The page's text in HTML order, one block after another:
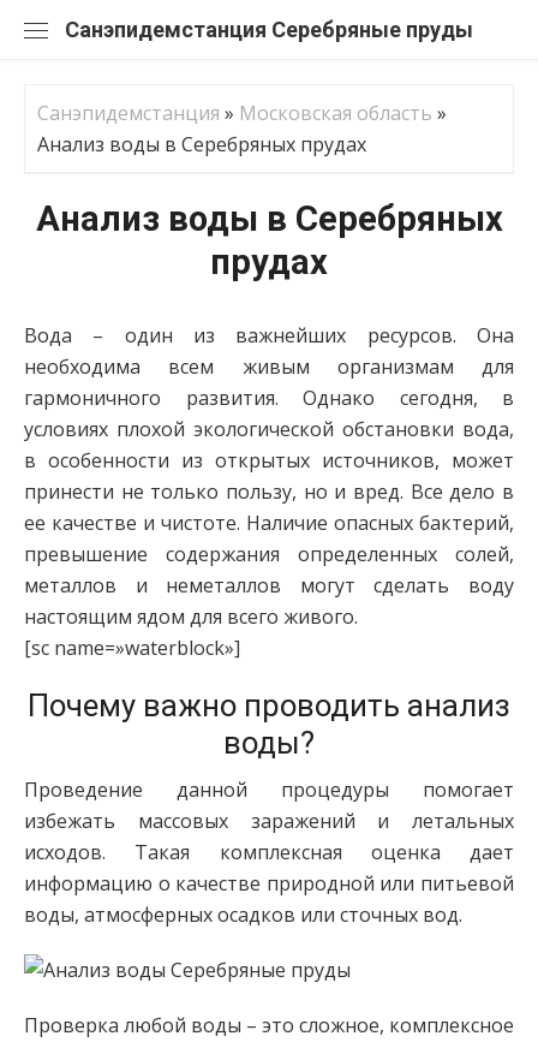
Перейти
Санэпидемстанция
Санэпидемстанция » Московская область »
Анализ воды в Серебряных прудах
Анализ воды в Серебряных
прудах
Вода – один из важнейших ресурсов. Она
необходима всем живым организмам для
гармоничного развития. Однако сегодня, в
условиях плохой экологической обстановки вода,
в особенности из открытых источников, может
принести не только пользу, но и вред. Все дело в
ее качестве и чистоте. Наличие опасных бактерий,
превышение содержания определенных солей,
металлов и неметаллов могут сделать воду
настоящим ядом для всего живого.
[sc name=»waterblock»]
Почему важно проводить анализ
воды?
Проведение данной процедуры помогает
избежать массовых заражений и летальных
исходов. Такая комплексная оценка дает
информацию о качестве природной или питьевой
воды, атмосферных осадков или сточных вод.
Проверка любой воды – это сложное, комплексное